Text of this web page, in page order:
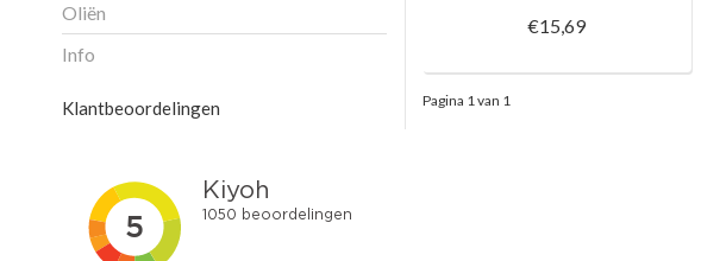
Oliën
Info
Klantbeoordelingen
€15,69
Pagina 1 van 1